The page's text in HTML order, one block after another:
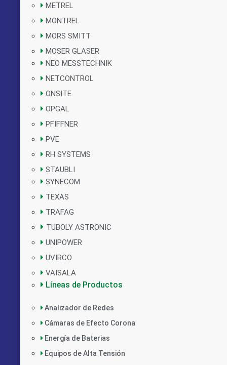
METREL
MONTREL
MORS SMITT
MOSER GLASER
NEO MESSTECHNIK
NETCONTROL
ONSITE
OPGAL
PFIFFNER
PVE
RH SYSTEMS
STAUBLI
SYNECOM
TEXAS
TRAFAG
TUBOLY ASTRONIC
UNIPOWER
UVIRCO
VAISALA
Líneas de Productos
Analizador de Redes
Cámaras de Efecto Corona
Energía de Baterias
Equipos de Alta Tensión